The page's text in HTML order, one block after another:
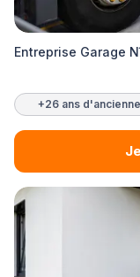
Entreprise Garage
+26 ans